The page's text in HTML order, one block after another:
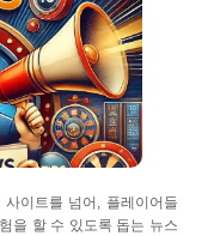
이트를 넘어, 플레이어들
을 할 수 있도록 돕는 뉴스